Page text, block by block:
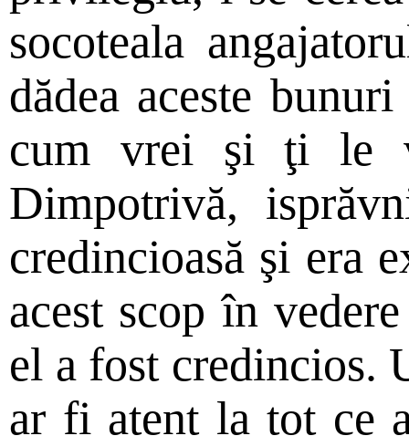
socoteala
dădea aceste
cum vrei şi ţi le
Dimpotrivă,
credincioasă şi era
acest scop în
el a fost credincios.
ar fi atent la tot ce